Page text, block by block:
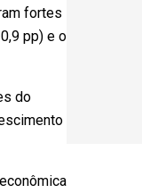
fortes
pp) e o
do